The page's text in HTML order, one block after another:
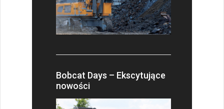
Bobcat Days – Ekscytujące
nowości